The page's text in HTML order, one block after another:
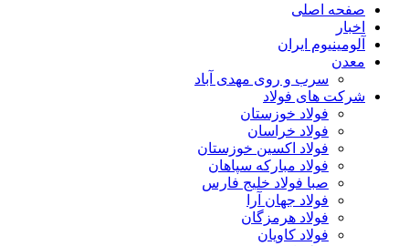
صفحه اصلی
اخبار
آلومینیوم ایران
معدن
سرب و روی مهدی آباد
شرکت های فولاد
فولاد خوزستان
فولاد خراسان
فولاد اکسین خوزستان
فولاد مبارکه سپاهان
صبا فولاد خلیج فارس
فولاد جهان آرا
فولاد هرمزگان
فولاد کاویان